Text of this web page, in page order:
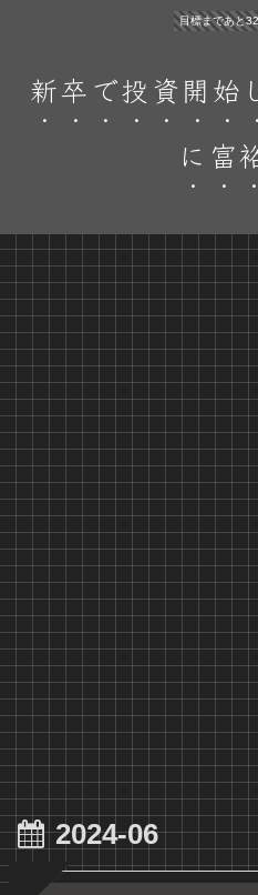
目標まであと
新卒で投資開始
に富
2024-06